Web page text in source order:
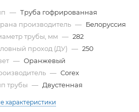
— Труба гофрированная
производитель — Белоруссия
трубы, мм — 282
проход (ДУ) — 250
— Оранжевый
— Corex
трубы — Двустенная
характеристики